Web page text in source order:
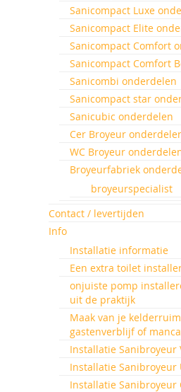
Sanicompact Luxe
Sanicompact Elite
Sanicompact Comfort
Sanicompact Comfort
Sanicombi onderdelen
Sanicompact star
Sanicubic onderdelen
Cer Broyeur
WC Broyeur
Broyeurfabriek
broyeurspecialist
Contact / levertijden
Info
Installatie informatie
Een extra toilet
onjuiste pomp
uit de praktijk
Maak van je
gastenverblijf of
Installatie Sanibroyeur
Installatie Sanibroyeur
Installatie Sanibroyeur